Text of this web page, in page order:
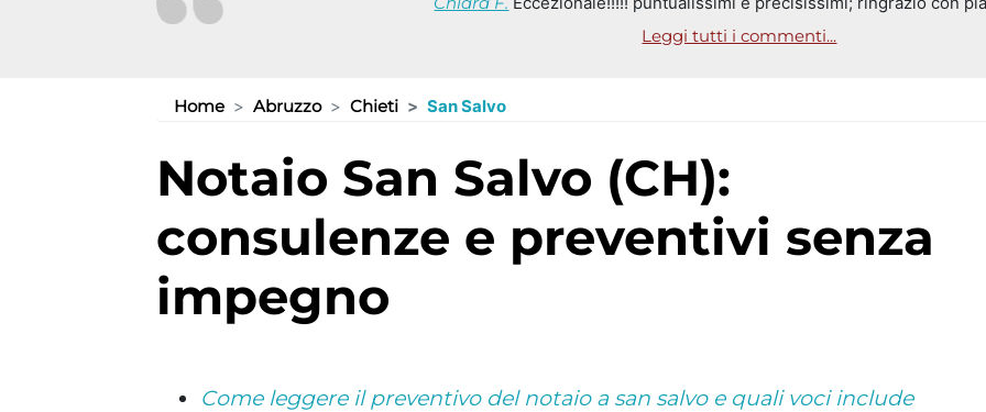
Leggi tutti i commenti...
Home Abruzzo Chieti San Salvo
Notaio San Salvo (CH):
consulenze e preventivi senza
impegno
Come leggere il preventivo del notaio a san salvo e quali voci include